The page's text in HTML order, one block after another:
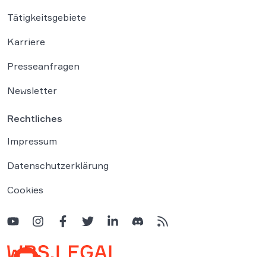
Tätigkeitsgebiete
Karriere
Presseanfragen
Newsletter
Rechtliches
Impressum
Datenschutzerklärung
Cookies